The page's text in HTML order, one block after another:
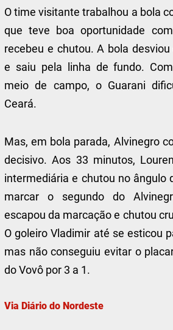
O time visitante trabalhou a bola
que teve boa oportunidade
recebeu e chutou. A bola
e saiu pela linha de fundo.
meio de campo, o Guarani
Ceará.
Mas, em bola parada, Alvinegro
decisivo. Aos 33 minutos,
intermediária e chutou no ângulo
marcar o segundo do
escapou da marcação e chutou
O goleiro Vladimir até se esticou
mas não conseguiu evitar o
do Vovô por 3 a 1.
Via Diário do Nordeste